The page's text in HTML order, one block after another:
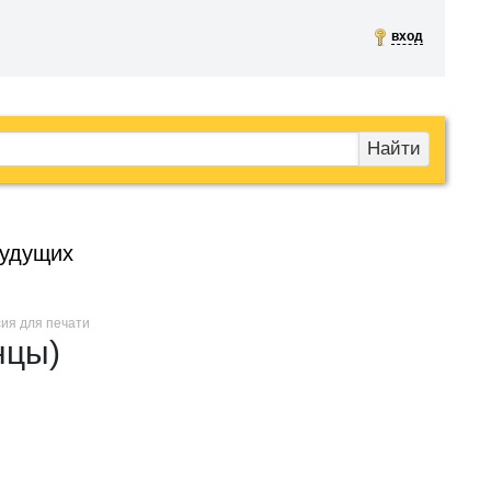
вход
Найти
для печати